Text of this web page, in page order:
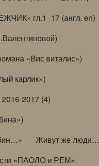
гл.1_17 (англ. en)
«Вис виталис»)
карлик»)
2017 (4)
Живут же люди…
«ПАОЛО и РЕМ»